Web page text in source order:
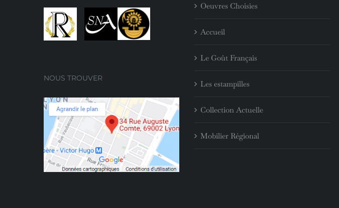
NOUS TROUVER
Oeuvres Choisies
Accueil
Le Goût Français
Les estampilles
Collection Actuelle
Mobilier Régional